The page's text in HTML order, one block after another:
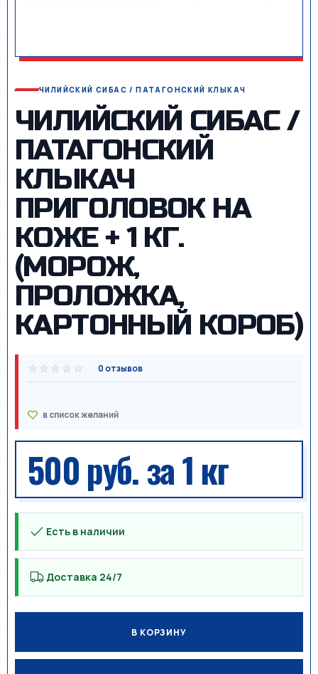
ЧИЛИЙСКИЙ СИБАС / ПАТАГОНСКИЙ КЛЫКАЧ
ЧИЛИЙСКИЙ СИБАС /
ПАТАГОНСКИЙ
КЛЫКАЧ
ПРИГОЛОВОК НА
КОЖЕ + 1 КГ.
(МОРОЖ,
ПРОЛОЖКА,
КАРТОННЫЙ КОРОБ)
0 отзывов
500 руб.за 1 кг
Есть в наличии
Доставка 24/7
В КОРЗИНУ